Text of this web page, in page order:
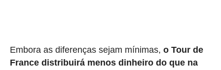
Embora as diferenças sejam mínimas, o Tour de
France distribuirá menos dinheiro do que na